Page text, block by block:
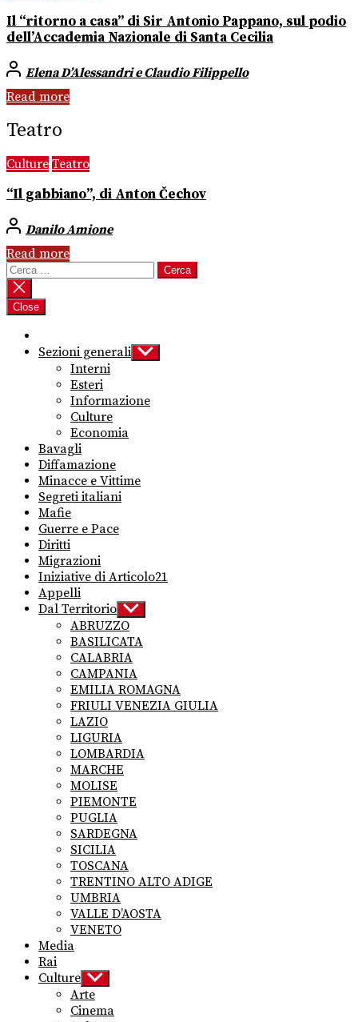
Il “ritorno a casa” di Sir Antonio Pappano, sul podio
dell’Accademia Nazionale di Santa Cecilia
Elena D’Alessandri e Claudio Filippello
Read more
Teatro
Culture Teatro
“Il gabbiano”, di Anton Čechov
Danilo Amione
Read more
Ricerca
per:
Close
Sezioni generali Show
sub
Interni
Esteri
Informazione
Culture
Economia
Bavagli
Diffamazione
Minacce e Vittime
Segreti italiani
Mafie
Guerre e Pace
Diritti
Migrazioni
Iniziative di Articolo21
Appelli
Dal Territorio Show
sub
menu
ABRUZZO
BASILICATA
CALABRIA
CAMPANIA
EMILIA ROMAGNA
FRIULI VENEZIA GIULIA
LAZIO
LIGURIA
LOMBARDIA
MARCHE
MOLISE
PIEMONTE
PUGLIA
SARDEGNA
SICILIA
TOSCANA
TRENTINO ALTO ADIGE
UMBRIA
VALLE D’AOSTA
VENETO
Media
Rai
Culture Show
sub
menu
Arte
Cinema